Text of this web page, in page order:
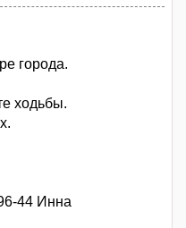
города.
ходьбы.
44 Инна